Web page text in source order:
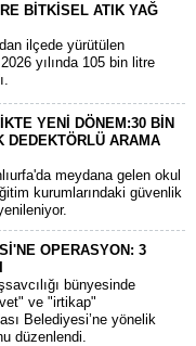
BİTKİSEL ATIK YAĞ
ilçede yürütülen
yılında 105 bin litre
YENİ DÖNEM:30 BİN
DEDEKTÖRLÜ ARAMA
meydana gelen okul
kurumlarındaki güvenlik
OPERASYON: 3
bünyesinde
ve "irtikap"
Belediyesi’ne yönelik
düzenlendi.